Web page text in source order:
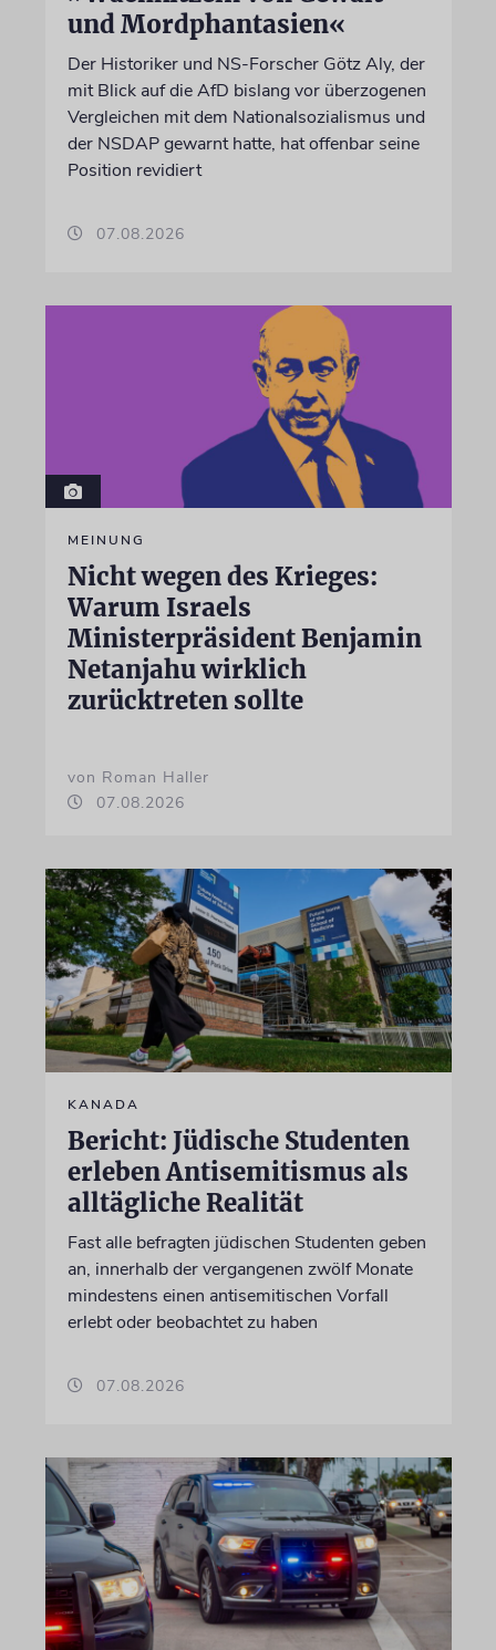
und Mordphantasien«
Der Historiker und NS-Forscher Götz Aly, der
mit Blick auf die AfD bislang vor überzogenen
Vergleichen mit dem Nationalsozialismus und
der NSDAP gewarnt hatte, hat offenbar seine
Position revidiert
07.08.2026
MEINUNG
Nicht wegen des Krieges:
Warum Israels
Ministerpräsident Benjamin
Netanjahu wirklich
zurücktreten sollte
von Roman Haller
07.08.2026
KANADA
Bericht: Jüdische Studenten
erleben Antisemitismus als
alltägliche Realität
Fast alle befragten jüdischen Studenten geben
an, innerhalb der vergangenen zwölf Monate
mindestens einen antisemitischen Vorfall
erlebt oder beobachtet zu haben
07.08.2026